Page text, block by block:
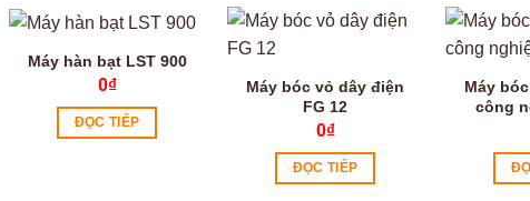
Máy hàn bạt LST 900
0₫
ĐỌC TIẾP
Máy bóc vỏ dây điện
FG 12
0₫
ĐỌC TIẾP
Máy
công